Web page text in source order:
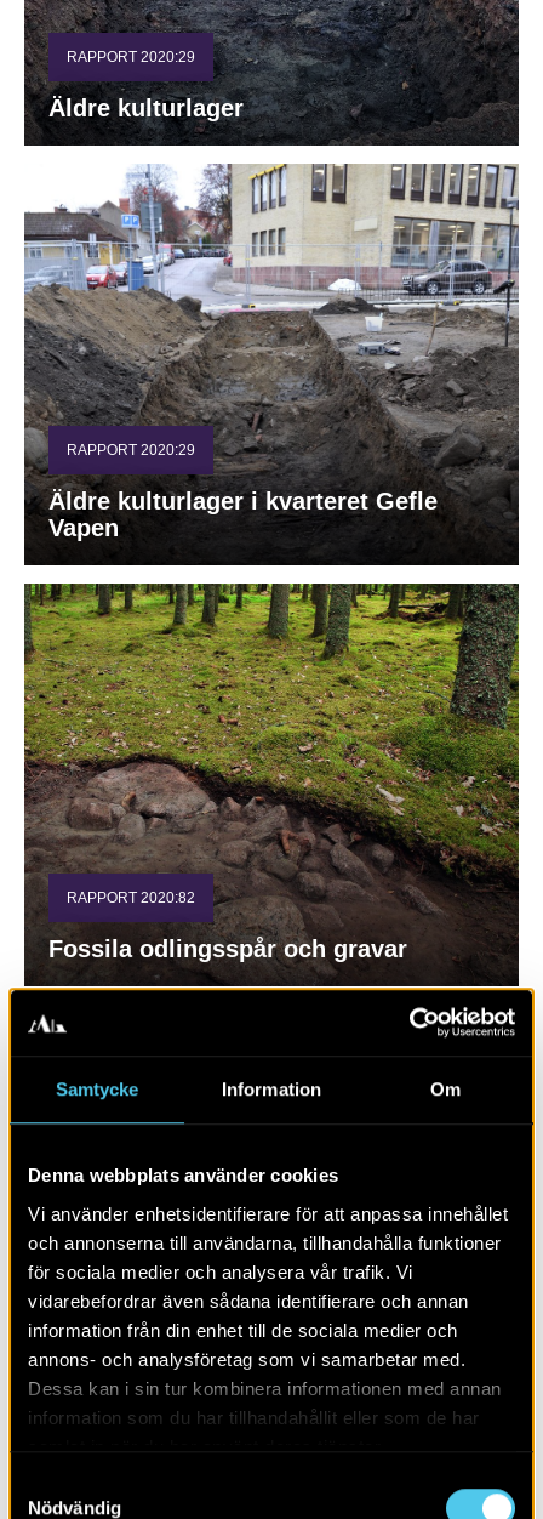
Samtycke Information Om
Denna webbplats använder cookies
Vi använder enhetsidentifierare för att anpassa innehållet
och annonserna till användarna, tillhandahålla funktioner
för sociala medier och analysera vår trafik. Vi
vidarebefordrar även sådana identifierare och annan
information från din enhet till de sociala medier och
annons- och analysföretag som vi samarbetar med.
Dessa kan i sin tur kombinera informationen med annan
information som du har tillhandahållit eller som de har
Nödvändig
RAPPORT 2020:29
Äldre kulturlager
RAPPORT 2020:29
Äldre kulturlager i kvarteret Gefle
Vapen
RAPPORT 2020:82
Fossila odlingsspår och gravar
RAPPORT 2020:119
Väg 23